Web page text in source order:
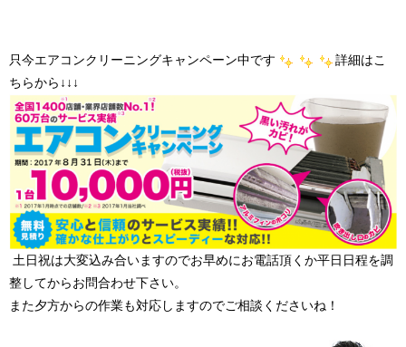
只今エアコンクリーニングキャンペーン中です
詳細はこ
ちらから↓↓↓
土日祝は大変込み合いますのでお早めにお電話頂くか平日日程を調
整してからお問合わせ下さい。
また夕方からの作業も対応しますのでご相談くださいね！